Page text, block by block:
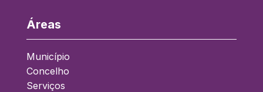
Áreas
Município
Concelho
Serviços